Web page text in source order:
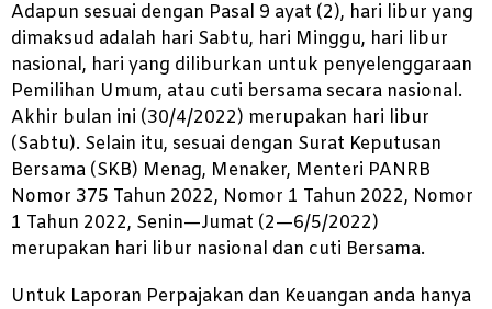
Adapun sesuai dengan Pasal 9 ayat (2), hari libur yang
dimaksud adalah hari Sabtu, hari Minggu, hari libur
nasional, hari yang diliburkan untuk penyelenggaraan
Pemilihan Umum, atau cuti bersama secara nasional.
Akhir bulan ini (30/4/2022) merupakan hari libur
(Sabtu). Selain itu, sesuai dengan Surat Keputusan
Bersama (SKB) Menag, Menaker, Menteri PANRB
Nomor 375 Tahun 2022, Nomor 1 Tahun 2022, Nomor
1 Tahun 2022, Senin—Jumat (2—6/5/2022)
merupakan hari libur nasional dan cuti Bersama.
Untuk Laporan Perpajakan dan Keuangan anda hanya